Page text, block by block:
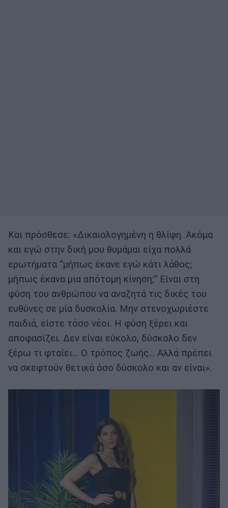
Και πρόσθεσε: «Δικαιολογημένη η θλίψη. Ακόμα
και εγώ στην δική μου θυμάμαι είχα πολλά
ερωτήματα “μήπως έκανε εγώ κάτι λάθος;
μήπως έκανα μια απότομη κίνηση;” Είναι στη
φύση του ανθρώπου να αναζητά τις δικές του
ευθύνες σε μία δυσκολία. Μην στενοχωριέστε
παιδιά, είστε τόσο νέοι. Η φύση ξέρει και
αποφασίζει. Δεν είναι εύκολο, δύσκολο δεν
ξέρω τι φταίει… Ο τρόπος ζωής… Αλλά πρέπει
να σκεφτούν θετικά όσο δύσκολο και αν είναι».